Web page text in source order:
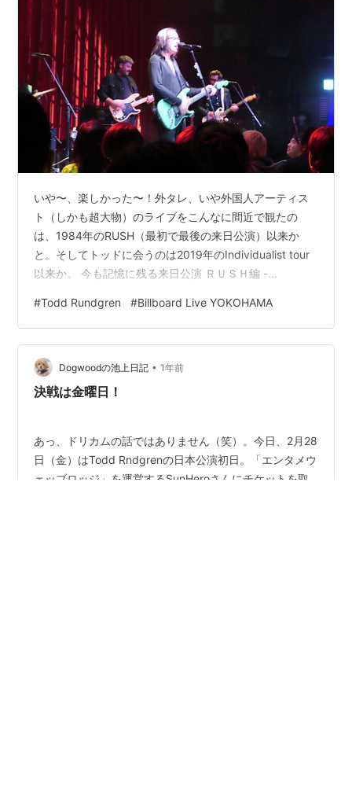
いや〜、楽しかった〜！外タレ、いや外国人アーティス
ト（しかも超大物）のライブをこんなに間近で観たの
は、1984年のRUSH（最初で最後の来日公演）以来か
と。そしてトッドに会うのは2019年のIndividualist tour
以来か。 今も記憶に残る来日公演 ＲＵＳＨ編 -
みながらライブを楽しむなんてのは、ここ数年記憶に無
いワタシ（笑）。池上本門寺のスローライブとはチョッ
ト違うのよ。セトリを含め、詳しいライブレポートは一
緒に行ったSunHeroさんにお任せするとして、今回は久
しぶりのヨコハマ、そして初のBillbord Live Yo…
#Todd Rundgren #Billboard Live YOKOHAMA
Dogwoodの池上日記 • 1年前
決戦は金曜日！